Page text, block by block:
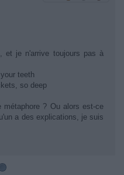
et je n'arrive toujours pas à
teeth
so deep
métaphore ? Ou alors est-ce
a des explications, je suis